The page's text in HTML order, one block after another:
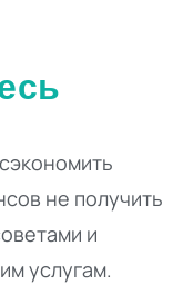
не получить
и
услугам.